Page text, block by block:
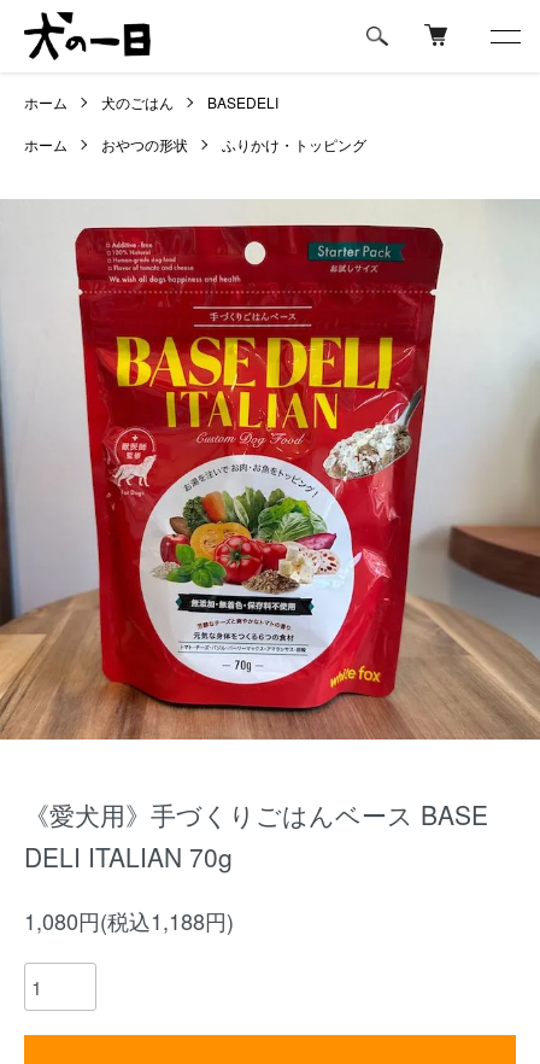
ホーム 犬のごはん BASEDELI
ホーム おやつの形状 ふりかけ・トッピング
《愛犬用》手づくりごはんベース BASE
DELI ITALIAN 70g
1,080円(税込1,188円)